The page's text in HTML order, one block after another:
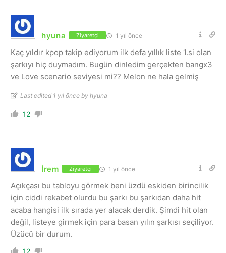
hyuna Ziyaretçi 1 yıl önce
Kaç yıldır kpop takip ediyorum ilk defa yıllık liste 1.si olan
şarkıyı hiç duymadım. Bugün dinledim gerçekten bangx3
ve Love scenario seviyesi mi?? Melon ne hala gelmiş
Last edited 1 yıl önce by hyuna
12
İrem Ziyaretçi 1 yıl önce
Açıkçası bu tabloyu görmek beni üzdü eskiden birincilik
için ciddi rekabet olurdu bu şarkı bu şarkıdan daha hit
acaba hangisi ilk sırada yer alacak derdik. Şimdi hit olan
değil, listeye girmek için para basan yılın şarkısı seçiliyor.
Üzücü bir durum.
12